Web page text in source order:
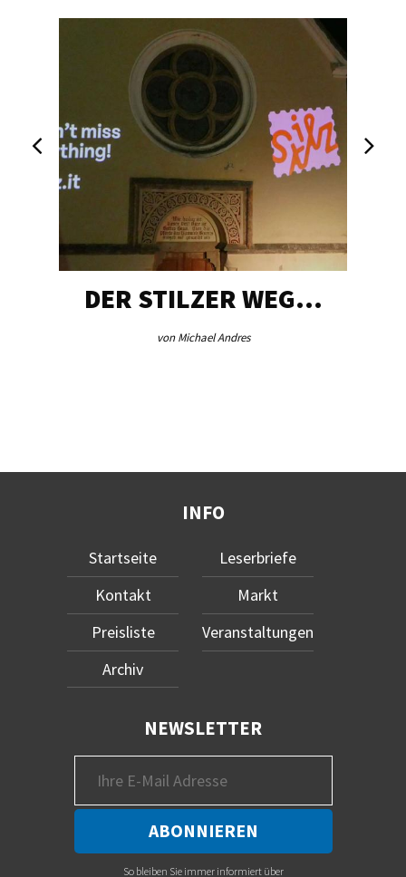
DER STILZER WEG…
von Michael Andres
INFO
Startseite
Kontakt
Preisliste
Archiv
Leserbriefe
Markt
Veranstaltungen
NEWSLETTER
So bleiben Sie immer informiert über